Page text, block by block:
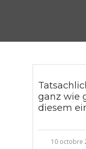
ganz wie
diesem
10 octobre